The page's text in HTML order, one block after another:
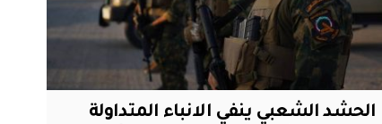
الحشد الشعبي ينفي الانباء المتداولة